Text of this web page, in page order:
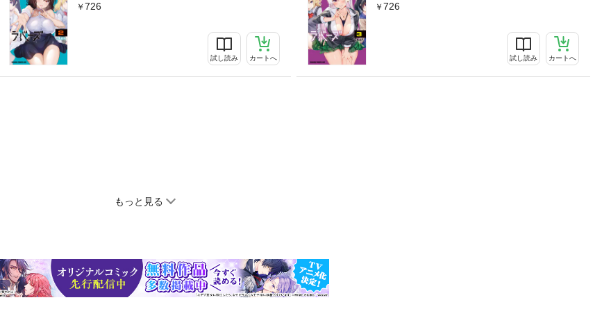
726
試し読み カートへ
726
試し読み カートへ
もっと見る